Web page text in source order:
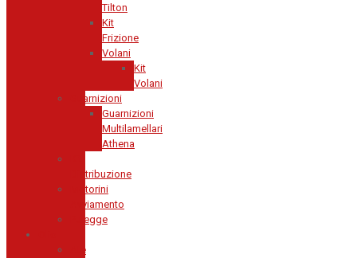
Tilton
Kit
Frizione
Volani
Kit
Volani
Guarnizioni
Guarnizioni
Multilamellari
Athena
Distribuzione
Motorini
Avviamento
Pulegge
Ate